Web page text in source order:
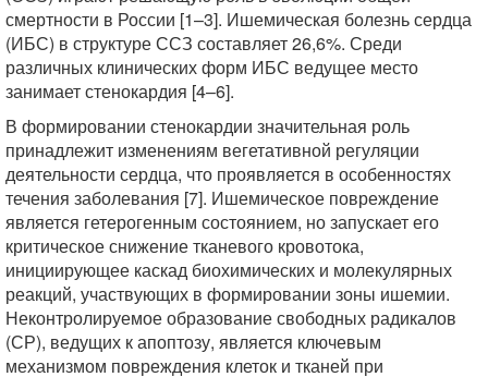
смертности в России [1–3]. Ишемическая болезнь сердца
(ИБС) в структуре ССЗ составляет 26,6%. Среди
различных клинических форм ИБС ведущее место
занимает стенокардия [4–6].
В формировании стенокардии значительная роль
принадлежит изменениям вегетативной регуляции
деятельности сердца, что проявляется в особенностях
течения заболевания [7]. Ишемическое повреждение
является гетерогенным состоянием, но запускает его
критическое снижение тканевого кровотока,
инициирующее каскад биохимических и молекулярных
реакций, участвующих в формировании зоны ишемии.
Неконтролируемое образование свободных радикалов
(СР), ведущих к апоптозу, является ключевым
механизмом повреждения клеток и тканей при